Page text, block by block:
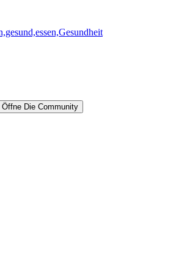
Öffne Die Community